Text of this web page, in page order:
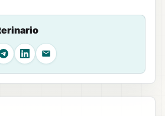
Telegram
LinkedIn
Email